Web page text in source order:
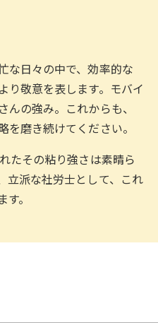
な日々の中で、効率的な
り敬意を表します。モバイ
の強み。これからも、
磨き続けてください。
たその粘り強さは素晴ら
立派な社労士として、これ
。